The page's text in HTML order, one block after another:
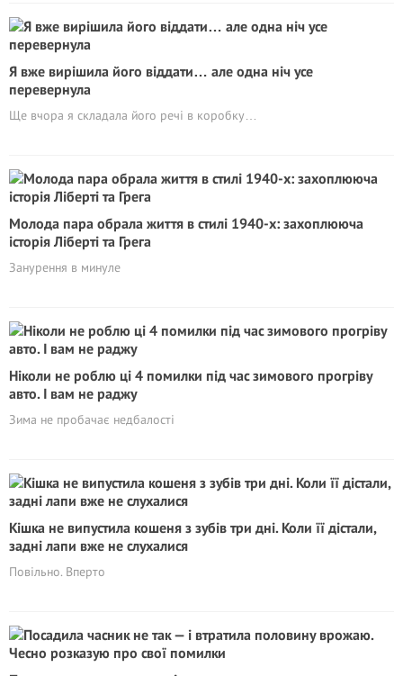
Я вже вирішила його віддати… але одна ніч усе
перевернула
Ще вчора я складала його речі в коробку…
Молода пара обрала життя в стилі 1940-х: захоплююча
історія Ліберті та Грега
Занурення в минуле
Ніколи не роблю ці 4 помилки під час зимового прогріву
авто. І вам не раджу
Зима не пробачає недбалості
Кішка не випустила кошеня з зубів три дні. Коли її дістали,
задні лапи вже не слухалися
Повільно. Вперто